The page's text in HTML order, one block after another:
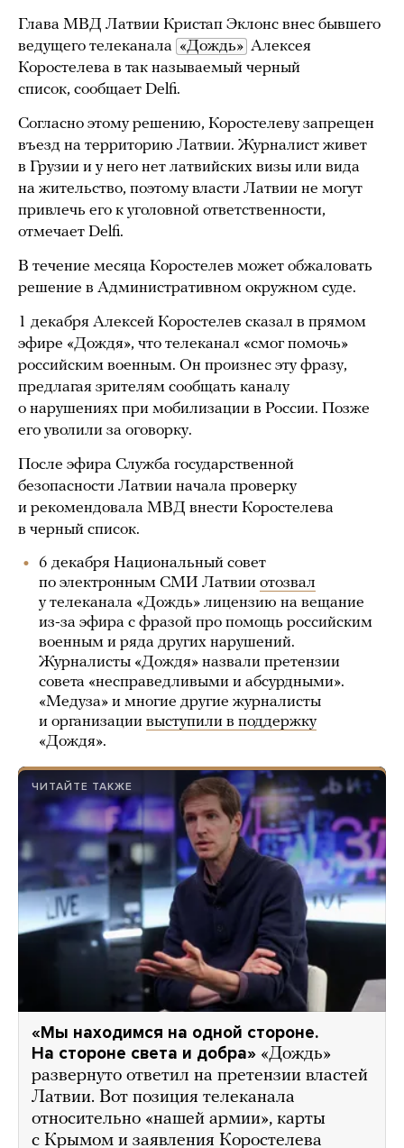
Глава МВД Латвии Кристап Эклонс внес бывшего
ведущего телеканала «Дождь» Алексея
Коростелева в так называемый черный
список, сообщает Delfi.
Согласно этому решению, Коростелеву запрещен
въезд на территорию Латвии. Журналист живет
в Грузии и у него нет латвийских визы или вида
на жительство, поэтому власти Латвии не могут
привлечь его к уголовной ответственности,
отмечает Delfi.
В течение месяца Коростелев может обжаловать
решение в Административном окружном суде.
1 декабря Алексей Коростелев сказал в прямом
эфире «Дождя», что телеканал «смог помочь»
российским военным. Он произнес эту фразу,
предлагая зрителям сообщать каналу
о нарушениях при мобилизации в России. Позже
его уволили за оговорку.
После эфира Служба государственной
безопасности Латвии начала проверку
и рекомендовала МВД внести Коростелева
в черный список.
6 декабря Национальный совет
по электронным СМИ Латвии отозвал
у телеканала «Дождь» лицензию на вещание
из-за эфира с фразой про помощь российским
военным и ряда других нарушений.
Журналисты «Дождя» назвали претензии
совета «несправедливыми и абсурдными».
«Медуза» и многие другие журналисты
и организации выступили в поддержку
«Дождя».
ЧИТАЙТЕ ТАКЖЕ
«Мы находимся на одной стороне.
На стороне света и добра» «Дождь»
развернуто ответил на претензии властей
Латвии. Вот позиция телеканала
относительно «нашей армии», карты
с Крымом и заявления Коростелева